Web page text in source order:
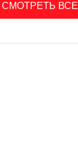
СМОТРЕТЬ ВСЕ